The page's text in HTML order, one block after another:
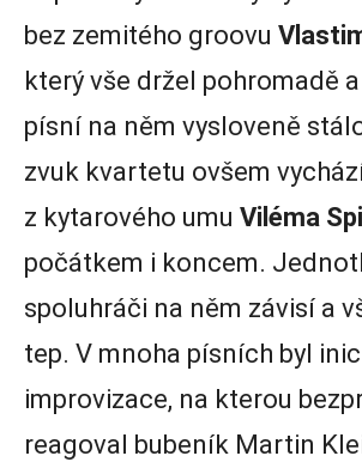
bez zemitého groovu
který vše držel pohromadě
písní na něm vysloveně
zvuk kvartetu ovšem
z kytarového umu Viléma
počátkem i koncem.
spoluhráči na něm závisí a
tep. V mnoha písních byl
improvizace, na kterou
reagoval bubeník Martin